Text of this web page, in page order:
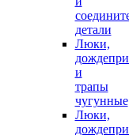
детали
Люки,
и
трапы
чугунные
Люки,